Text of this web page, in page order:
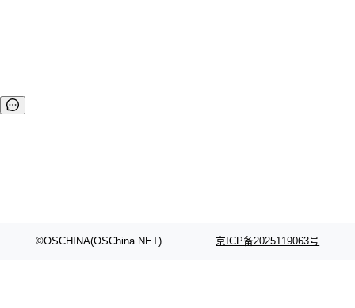
©OSCHINA(OSChina.NET) 京ICP备2025119063号